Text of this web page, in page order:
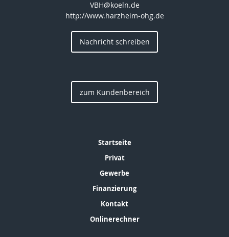
VBH@koeln.de
http://www.harzheim-ohg.de
Nachricht schreiben
zum Kundenbereich
Startseite
Privat
Gewerbe
Finanzierung
Kontakt
Onlinerechner